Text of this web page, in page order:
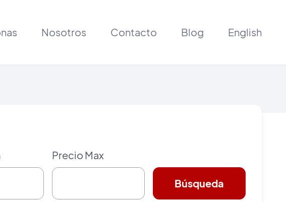
Nosotros Contacto Blog English
Precio Max
Búsqueda